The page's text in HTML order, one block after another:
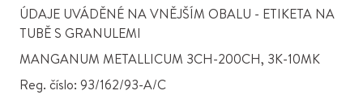
ÚDAJE UVÁDĚNÉ NA VNĚJŠÍM OBALU - ETIKETA NA
TUBĚ S GRANULEMI
MANGANUM METALLICUM 3CH-200CH, 3K-10MK
Reg. číslo: 93/162/93-A/C